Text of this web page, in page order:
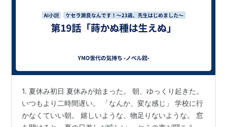
1. 夏休み初日 夏休みが始まった。 朝、ゆっくり起きた。
いつもより二時間遅い。 「なんか、変な感じ」 学校に行
かなくていい朝。 嬉しいような、物足りないような。 窓